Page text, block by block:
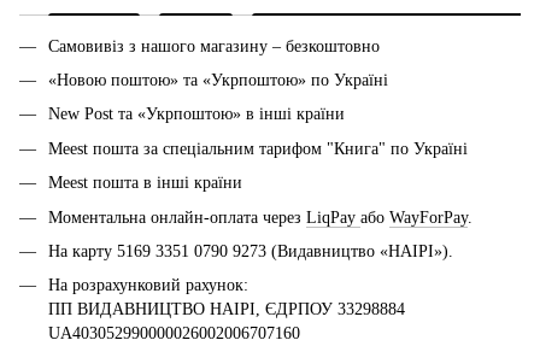
Самовивіз з нашого магазину – безкоштовно
«Новою поштою» та «Укрпоштою» по Україні
New Post та «Укрпоштою» в інші країни
Meest пошта за спеціальним тарифом "Книга" по Україні
Meest пошта в інші країни
Моментальна онлайн-оплата через LiqPay або WayForPay.
На карту 5169 3351 0790 9273 (Видавництво «НАІРІ»).
На розрахунковий рахунок:
ПП ВИДАВНИЦТВО НАІРІ, ЄДРПОУ 33298884
UA403052990000026002006707160